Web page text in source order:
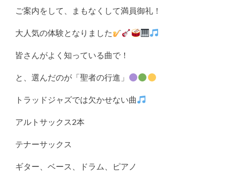
ご案内をして、まもなくして満員御礼！
大人気の体験となりました
皆さんがよく知っている曲で！
と、選んだのが「聖者の行進」
トラッドジャズでは欠かせない曲
アルトサックス2本
テナーサックス
ギター、ベース、ドラム、ピアノ